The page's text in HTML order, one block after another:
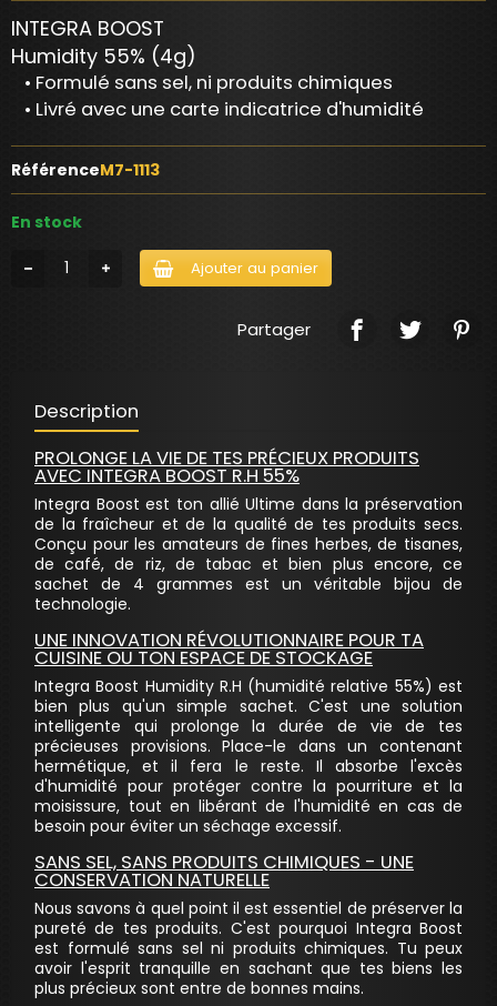
INTEGRA BOOST
Humidity 55% (4g)
• Formulé sans sel, ni produits chimiques
• Livré avec une carte indicatrice d'humidité
RéférenceM7-1113
En stock
Ajouter au panier
Partager
Description
PROLONGE LA VIE DE TES PRÉCIEUX PRODUITS
AVEC INTEGRA BOOST R.H 55%
Integra Boost est ton allié Ultime dans la préservation
de la fraîcheur et de la qualité de tes produits secs.
Conçu pour les amateurs de fines herbes, de tisanes,
de café, de riz, de tabac et bien plus encore, ce
sachet de 4 grammes est un véritable bijou de
technologie.
UNE INNOVATION RÉVOLUTIONNAIRE POUR TA
CUISINE OU TON ESPACE DE STOCKAGE
Integra Boost Humidity R.H (humidité relative 55%) est
bien plus qu'un simple sachet. C'est une solution
intelligente qui prolonge la durée de vie de tes
précieuses provisions. Place-le dans un contenant
hermétique, et il fera le reste. Il absorbe l'excès
d'humidité pour protéger contre la pourriture et la
moisissure, tout en libérant de l'humidité en cas de
besoin pour éviter un séchage excessif.
SANS SEL, SANS PRODUITS CHIMIQUES - UNE
CONSERVATION NATURELLE
Nous savons à quel point il est essentiel de préserver la
pureté de tes produits. C'est pourquoi Integra Boost
est formulé sans sel ni produits chimiques. Tu peux
avoir l'esprit tranquille en sachant que tes biens les
plus précieux sont entre de bonnes mains.